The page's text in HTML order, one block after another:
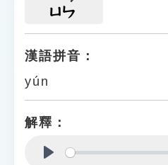
ㄩㄣ
漢語拼音：
yún
解釋：